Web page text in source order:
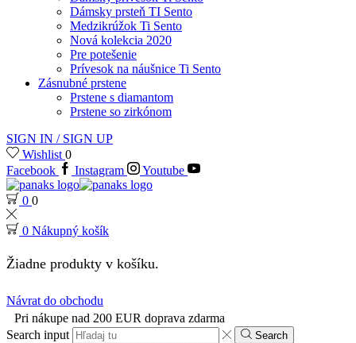
Dámsky prsteň TI Sento
Medzikrúžok Ti Sento
Nová kolekcia 2020
Pre potešenie
Prívesok na náušnice Ti Sento
Zásnubné prstene
Prstene s diamantom
Prstene so zirkónom
SIGN IN / SIGN UP
Wishlist 0
Facebook
Instagram Youtube
0 0
0 Nákupný košík
Žiadne produkty v košíku.
Návrat do obchodu
Pri nákupe nad 200 EUR doprava zdarma
Search input
Search